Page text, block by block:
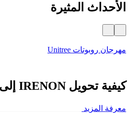
الأحداث المثيرة
مهرجان روبوتات Unitree
كيفية تحويل IRENON إلى USD
معرفة المزيد